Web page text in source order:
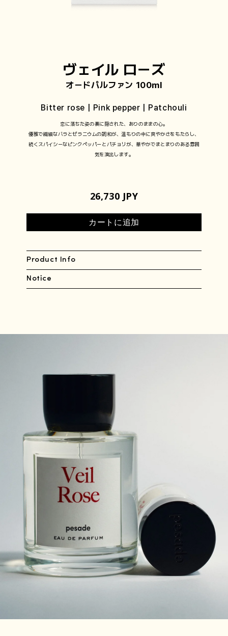
ヴェイル ローズ
オードパルファン 100ml
Bitter rose | Pink pepper | Patchouli
恋に落ちた姿の裏に隠された、ありのままの心。
優雅で繊細なバラとゼラニウムの調和が、温もりの中に爽やかさをもたらし、
続くスパイシーなピンクペッパーとパチョリが、華やかでまとまりのある雰囲
気を演出します。
26,730 JPY
カートに追加
Product Info
Notice